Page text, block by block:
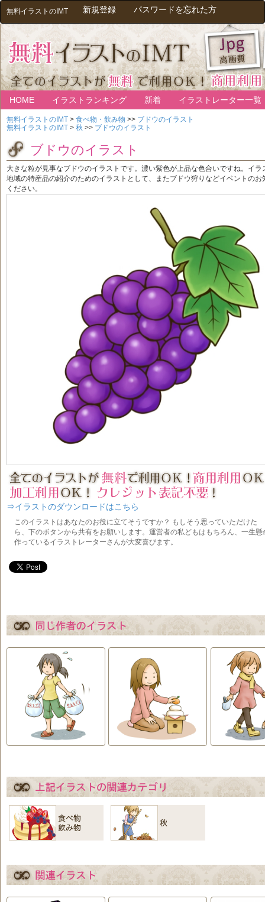
無料イラストのIMT 新規登録 パスワードを忘れた方
HOME イラストランキング 新着 イラストレーター一覧
無料イラストのIMT > 食べ物・飲み物 >> ブドウのイラスト
無料イラストのIMT > 秋 >> ブドウのイラスト
ブドウのイラスト
大きな粒が見事なブドウのイラストです。濃い紫色が上品な色合いですね。イ
地域の特産品の紹介のためのイラストとして、またブドウ狩りなどイベントの
ください。
⇒イラストのダウンロードはこちら